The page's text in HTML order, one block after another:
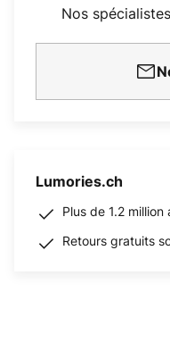
Nos
Lumories.ch
Plus de 1.2
Retours gratuits